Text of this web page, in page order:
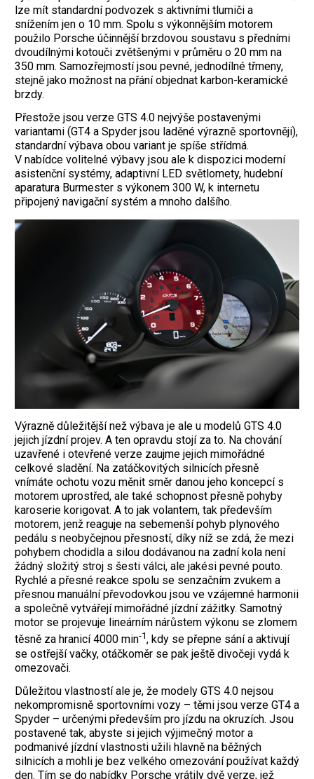
lze mít standardní podvozek s aktivními tlumiči a
snížením jen o 10 mm. Spolu s výkonnějším motorem
použilo Porsche účinnější brzdovou soustavu s předními
dvoudílnými kotouči zvětšenými v průměru o 20 mm na
350 mm. Samozřejmostí jsou pevné, jednodílné třmeny,
stejně jako možnost na přání objednat karbon-keramické
brzdy.
Přestože jsou verze GTS 4.0 nejvýše postavenými
variantami (GT4 a Spyder jsou laděné výrazně sportovněji),
standardní výbava obou variant je spíše střídmá.
V nabídce volitelné výbavy jsou ale k dispozici moderní
asistenční systémy, adaptivní LED světlomety, hudební
aparatura Burmester s výkonem 300 W, k internetu
připojený navigační systém a mnoho dalšího.
Výrazně důležitější než výbava je ale u modelů GTS 4.0
jejich jízdní projev. A ten opravdu stojí za to. Na chování
uzavřené i otevřené verze zaujme jejich mimořádné
celkové sladění. Na zatáčkovitých silnicích přesně
vnímáte ochotu vozu měnit směr danou jeho koncepcí s
motorem uprostřed, ale také schopnost přesně pohyby
karoserie korigovat. A to jak volantem, tak především
motorem, jenž reaguje na sebemenší pohyb plynového
pedálu s neobyčejnou přesností, díky níž se zdá, že mezi
pohybem chodidla a silou dodávanou na zadní kola není
žádný složitý stroj s šesti válci, ale jakési pevné pouto.
Rychlé a přesné reakce spolu se senzačním zvukem a
přesnou manuální převodovkou jsou ve vzájemné harmonii
a společně vytvářejí mimořádné jízdní zážitky. Samotný
motor se projevuje lineárním nárůstem výkonu se zlomem
těsně za hranicí 4000 min-1, kdy se přepne sání a aktivují
se ostřejší vačky, otáčkoměr se pak ještě divočeji vydá k
omezovači.
Důležitou vlastností ale je, že modely GTS 4.0 nejsou
nekompromisně sportovními vozy – těmi jsou verze GT4 a
Spyder – určenými především pro jízdu na okruzích. Jsou
postavené tak, abyste si jejich výjimečný motor a
podmanivé jízdní vlastnosti užili hlavně na běžných
silnicích a mohli je bez velkého omezování používat každý
den. Tím se do nabídky Porsche vrátily dvě verze, jež